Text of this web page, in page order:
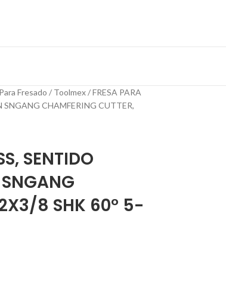
Fresado Toolmex
FRESA PARA
CHAMFERING CUTTER,
SENTIDO
8 SHK 60° 5-